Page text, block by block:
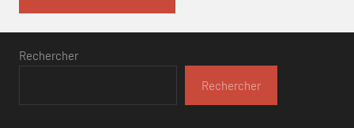
Rechercher
Rechercher